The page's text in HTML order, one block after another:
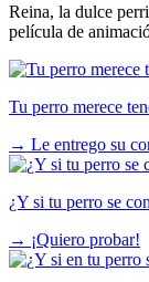
Reina, la dulce
película de
Tu perro merece
→ Le entrego su
¿Y si tu perro se
→ ¡Quiero probar!